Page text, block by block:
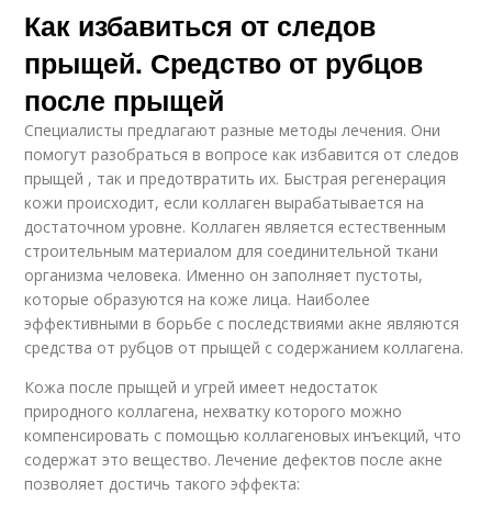
Как избавиться от следов
прыщей. Средство от рубцов
после прыщей
Специалисты предлагают разные методы лечения. Они
помогут разобраться в вопросе как избавится от следов
прыщей , так и предотвратить их. Быстрая регенерация
кожи происходит, если коллаген вырабатывается на
достаточном уровне. Коллаген является естественным
строительным материалом для соединительной ткани
организма человека. Именно он заполняет пустоты,
которые образуются на коже лица. Наиболее
эффективными в борьбе с последствиями акне являются
средства от рубцов от прыщей с содержанием коллагена.
Кожа после прыщей и угрей имеет недостаток
природного коллагена, нехватку которого можно
компенсировать с помощью коллагеновых инъекций, что
содержат это вещество. Лечение дефектов после акне
позволяет достичь такого эффекта: